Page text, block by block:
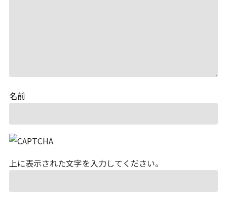
名前
上に表示された文字を入力してください。